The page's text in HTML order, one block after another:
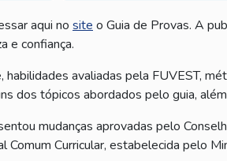
aqui no site o Guia de Provas. A
e confiança.
avaliadas pela FUVEST,
dos tópicos abordados pelo guia,
mudanças aprovadas pelo
Curricular, estabelecida pelo